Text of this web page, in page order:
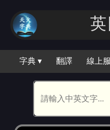
英
字典 ▾ 翻譯 線上